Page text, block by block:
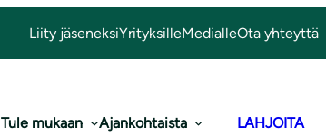
Liity jäseneksiYrityksilleMedialleOta yhteyttä
Tule mukaan Ajankohtaista LAHJOITA